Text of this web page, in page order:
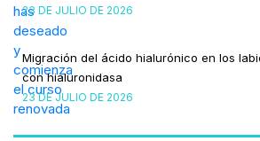
23 DE JULIO DE 2026
Migración del ácido hialurónico en los
con hialuronidasa
23 DE JULIO DE 2026